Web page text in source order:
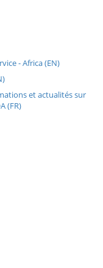
- Africa (EN)
et actualités sur
(FR)